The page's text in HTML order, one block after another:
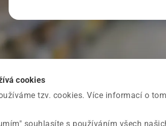
cookies
tzv. cookies. Více informací o
souhlasíte s používáním všech